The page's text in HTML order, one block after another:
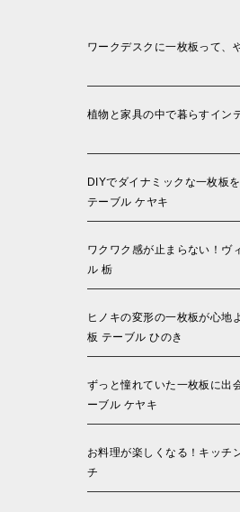
ワークデスクに一枚板って
植物と家具の中で暮らすイン
DIYでダイナミックな一枚板
テーブル ケヤキ
ワクワク感が止まらない！ヴ
ル 栃
ヒノキの変形の一枚板が心地
板 テーブル ひのき
ずっと憧れていた一枚板に出
ーブル ケヤキ
お料理が楽しくなる！キッチ
チ